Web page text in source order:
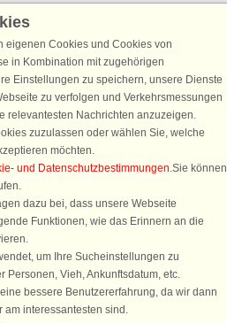
Fans an
von 25 € für Ihren nächsten
einfach für den DanCenter Newsletter
Angebote, Gewinnspiele und
abonnieren
eigenen Cookies und Cookies von
in Kombination mit zugehörigen
Einstellungen zu speichern, unsere Dienste
zu verfolgen und Verkehrsmessungen
relevantesten Nachrichten anzuzeigen.
zuzulassen oder wählen Sie, welche
möchten.
und Datenschutzbestimmungen.Sie können
dazu bei, dass unsere Webseite
Funktionen, wie das Erinnern an die
um Ihre Sucheinstellungen zu
Personen, Vieh, Ankunftsdatum, etc.
bessere Benutzererfahrung, da wir dann
am interessantesten sind.